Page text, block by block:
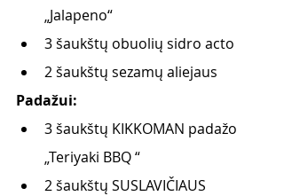
„Jalapeno“
3 šaukštų obuolių sidro acto
2 šaukštų sezamų aliejaus
Padažui:
3 šaukštų KIKKOMAN padažo
„Teriyaki BBQ “
2 šaukštų SUSLAVIČIAUS